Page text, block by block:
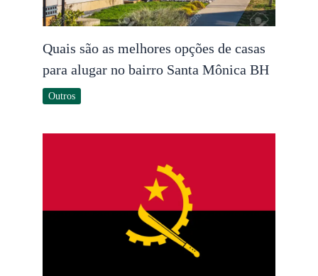
Quais são as melhores opções de casas
para alugar no bairro Santa Mônica BH
Outros